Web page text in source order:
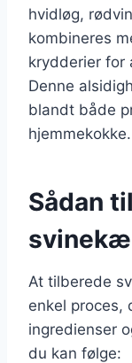
hvidløg,
kombineres
krydderier for
Denne
blandt både
hjemmekokke.
Sådan
At tilberede
enkel
ingredienser
du kan følge: